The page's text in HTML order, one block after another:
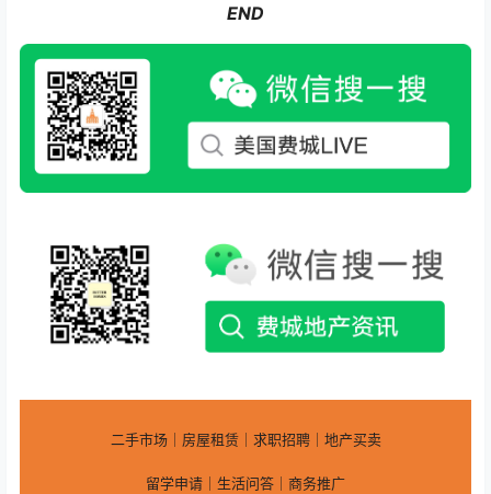
END
二手市场｜房屋租赁｜求职招聘｜地产买卖
留学申请｜生活问答｜商务推广